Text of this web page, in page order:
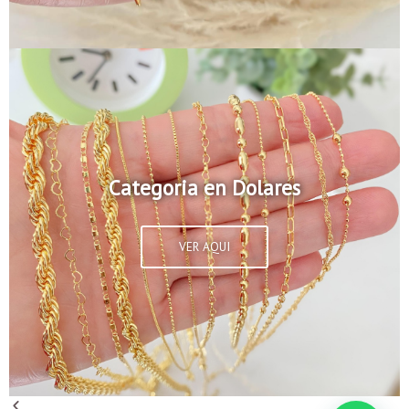
Categoria en Dolares
VER AQUI